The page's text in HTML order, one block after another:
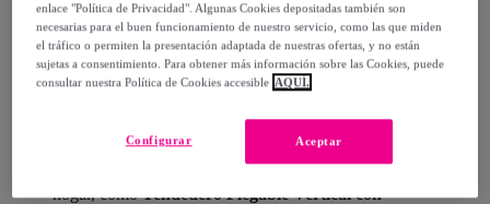
Detalles del producto
te ofrece las mejores novedades para tu
hogar, comoTendedero Plegable Vertical con
enlace "Política de Privacidad". Algunas Cookies depositadas también son
necesarias para el buen funcionamiento de nuestro servicio, como las que miden
el tráfico o permiten la presentación adaptada de nuestras ofertas, y no están
sujetas a consentimiento. Para obtener más información sobre las Cookies, puede
consultar nuestra Política de Cookies accesible AQUÍ.
Aceptar
Configurar